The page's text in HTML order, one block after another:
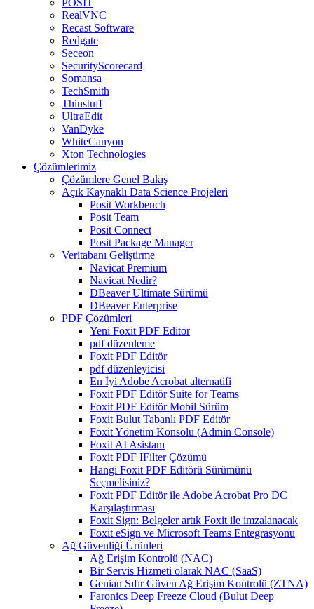
POSIT
RealVNC
Recast Software
Redgate
Seceon
SecurityScorecard
Somansa
TechSmith
Thinstuff
UltraEdit
VanDyke
WhiteCanyon
Xton Technologies
Çözümlerimiz
Çözümlere Genel Bakış
Açık Kaynaklı Data Science Projeleri
Posit Workbench
Posit Team
Posit Connect
Posit Package Manager
Veritabanı Geliştirme
Navicat Premium
Navicat Nedir?
DBeaver Ultimate Sürümü
DBeaver Enterprise
PDF Çözümleri
Yeni Foxit PDF Editor
pdf düzenleme
Foxit PDF Editör
pdf düzenleyicisi
En İyi Adobe Acrobat alternatifi
Foxit PDF Editör Suite for Teams
Foxit PDF Editör Mobil Sürüm
Foxit Bulut Tabanlı PDF Editör
Foxit Yönetim Konsolu (Admin Console)
Foxit AI Asistanı
Foxit PDF IFilter Çözümü
Hangi Foxit PDF Editörü Sürümünü
Seçmelisiniz?
Foxit PDF Editör ile Adobe Acrobat Pro DC
Karşılaştırması
Foxit Sign: Belgeler artık Foxit ile imzalanacak
Foxit eSign ve Microsoft Teams Entegrasyonu
Ağ Güvenliği Ürünleri
Ağ Erişim Kontrolü (NAC)
Bir Servis Hizmeti olarak NAC (SaaS)
Genian Sıfır Güven Ağ Erişim Kontrolü (ZTNA)
Faronics Deep Freeze Cloud (Bulut Deep